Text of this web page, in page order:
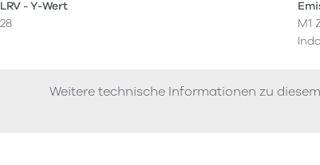
LRV - Y-Wert
28
M1
Weitere technische Informationen zu